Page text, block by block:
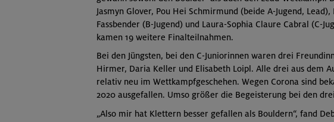
Jasmyn Glover, Pou Hei Schmirmund (beide A-Jugend,
Fassbender (B-Jugend) und Laura-Sophia Claure Cabral (C-
kamen 19 weitere Finalteilnahmen.
Bei den Jüngsten, bei den C-Juniorinnen waren drei
Hirmer, Daria Keller und Elisabeth Loipl. Alle drei aus dem
relativ neu im Wettkampfgeschehen. Wegen Corona sind
2020 ausgefallen. Umso größer die Begeisterung bei den
„Also mir hat Klettern besser gefallen als Bouldern“, fand